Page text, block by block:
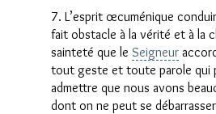
7. L’esprit œcuménique
fait obstacle à la vérité et à la
sainteté que le Seigneur
tout geste et toute parole qui
admettre que nous avons
dont on ne peut se